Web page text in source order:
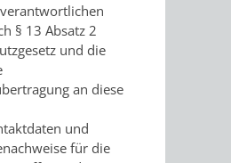
§ 13 Absatz 2
und die
an diese
und
für die